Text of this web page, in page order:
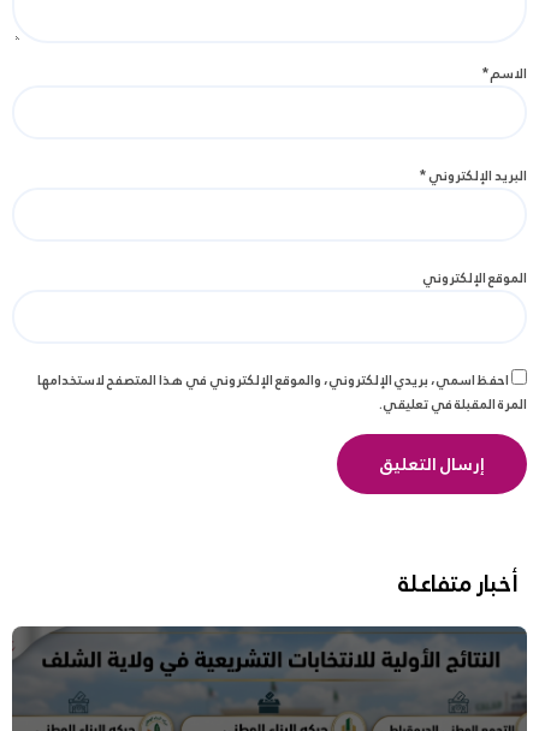
الاسم*
البريد الإلكتروني*
الموقع الإلكتروني
احفظ اسمي، بريدي الإلكتروني، والموقع الإلكتروني في هذا المتصفح لاستخدامها
المرة المقبلة في تعليقي.
أخبار متفاعلة